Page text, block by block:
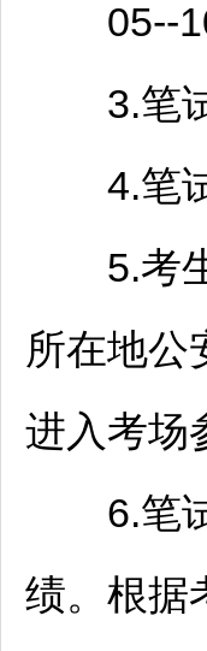
05--10
3.笔试
4.笔试
5.考生
所在地公
进入考场
6.笔试
绩。根据